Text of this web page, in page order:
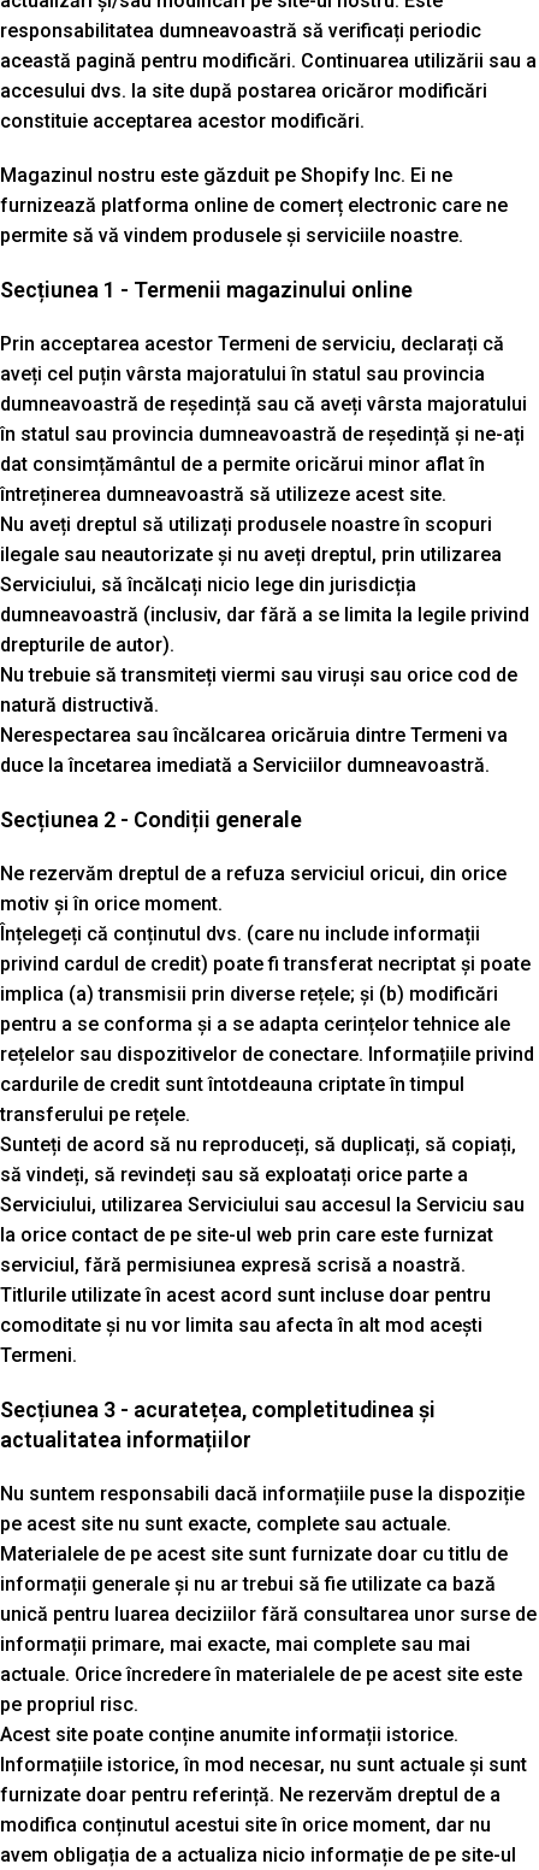
responsabilitatea dumneavoastră să verificați periodic
această pagină pentru modificări. Continuarea utilizării sau a
accesului dvs. la site după postarea oricăror modificări
constituie acceptarea acestor modificări.
Magazinul nostru este găzduit pe Shopify Inc. Ei ne
furnizează platforma online de comerț electronic care ne
permite să vă vindem produsele și serviciile noastre.
Secțiunea 1 - Termenii magazinului online
Prin acceptarea acestor Termeni de serviciu, declarați că
aveți cel puțin vârsta majoratului în statul sau provincia
dumneavoastră de reședință sau că aveți vârsta majoratului
în statul sau provincia dumneavoastră de reședință și ne-ați
dat consimțământul de a permite oricărui minor aflat în
întreținerea dumneavoastră să utilizeze acest site.
Nu aveți dreptul să utilizați produsele noastre în scopuri
ilegale sau neautorizate și nu aveți dreptul, prin utilizarea
Serviciului, să încălcați nicio lege din jurisdicția
dumneavoastră (inclusiv, dar fără a se limita la legile privind
drepturile de autor).
Nu trebuie să transmiteți viermi sau viruși sau orice cod de
natură distructivă.
Nerespectarea sau încălcarea oricăruia dintre Termeni va
duce la încetarea imediată a Serviciilor dumneavoastră.
Secțiunea 2 - Condiții generale
Ne rezervăm dreptul de a refuza serviciul oricui, din orice
motiv și în orice moment.
Înțelegeți că conținutul dvs. (care nu include informații
privind cardul de credit) poate fi transferat necriptat și poate
implica (a) transmisii prin diverse rețele; și (b) modificări
pentru a se conforma și a se adapta cerințelor tehnice ale
rețelelor sau dispozitivelor de conectare. Informațiile privind
cardurile de credit sunt întotdeauna criptate în timpul
transferului pe rețele.
Sunteți de acord să nu reproduceți, să duplicați, să copiați,
să vindeți, să revindeți sau să exploatați orice parte a
Serviciului, utilizarea Serviciului sau accesul la Serviciu sau
la orice contact de pe site-ul web prin care este furnizat
serviciul, fără permisiunea expresă scrisă a noastră.
Titlurile utilizate în acest acord sunt incluse doar pentru
comoditate și nu vor limita sau afecta în alt mod acești
Termeni.
Secțiunea 3 - acuratețea, completitudinea și
actualitatea informațiilor
Nu suntem responsabili dacă informațiile puse la dispoziție
pe acest site nu sunt exacte, complete sau actuale.
Materialele de pe acest site sunt furnizate doar cu titlu de
informații generale și nu ar trebui să fie utilizate ca bază
unică pentru luarea deciziilor fără consultarea unor surse de
informații primare, mai exacte, mai complete sau mai
actuale. Orice încredere în materialele de pe acest site este
pe propriul risc.
Acest site poate conține anumite informații istorice.
Informațiile istorice, în mod necesar, nu sunt actuale și sunt
furnizate doar pentru referință. Ne rezervăm dreptul de a
modifica conținutul acestui site în orice moment, dar nu
avem obligația de a actualiza nicio informație de pe site-ul